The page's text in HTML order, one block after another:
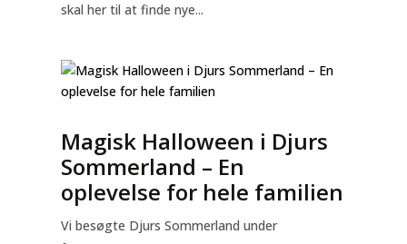
skal her til at finde nye...
Magisk Halloween i Djurs
Sommerland – En
oplevelse for hele familien
Vi besøgte Djurs Sommerland under